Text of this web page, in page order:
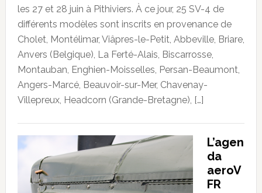
les 27 et 28 juin à Pithiviers. À ce jour, 25 SV-4 de
différents modèles sont inscrits en provenance de
Cholet, Montélimar, Viâpres-le-Petit, Abbeville, Briare,
Anvers (Belgique), La Ferté-Alais, Biscarrosse,
Montauban, Enghien-Moisselles, Persan-Beaumont,
Angers-Marcé, Beauvoir-sur-Mer, Chavenay-
Villepreux, Headcorn (Grande-Bretagne), […]
L’agen
da
aeroV
FR